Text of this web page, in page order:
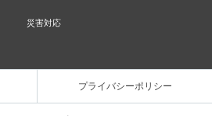
災害対応
プライバシーポリシー